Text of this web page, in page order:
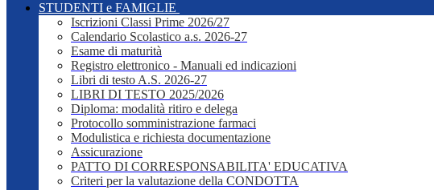
STUDENTI e FAMIGLIE
Iscrizioni Classi Prime 2026/27
Calendario Scolastico a.s. 2026-27
Esame di maturità
Registro elettronico - Manuali ed indicazioni
Libri di testo A.S. 2026-27
LIBRI DI TESTO 2025/2026
Diploma: modalità ritiro e delega
Protocollo somministrazione farmaci
Modulistica e richiesta documentazione
Assicurazione
PATTO DI CORRESPONSABILITA' EDUCATIVA
Criteri per la valutazione della CONDOTTA